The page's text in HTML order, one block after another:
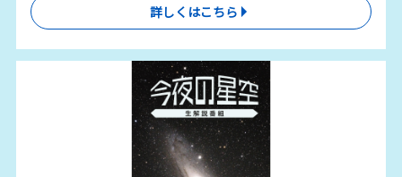
詳しくはこちら